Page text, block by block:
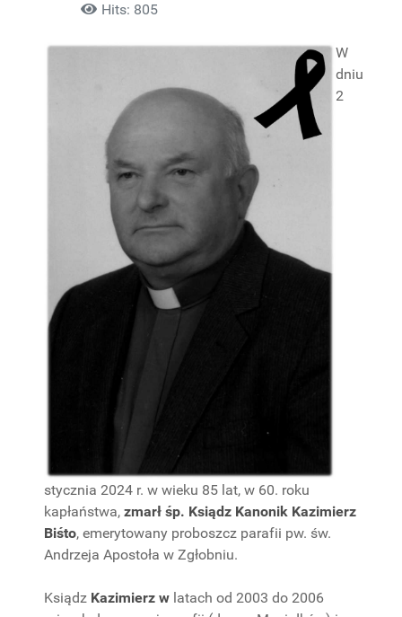
Hits: 805
W
dniu
2
stycznia 2024 r. w wieku 85 lat, w 60. roku
kapłaństwa, zmarł śp. Ksiądz Kanonik Kazimierz
Biśto, emerytowany proboszcz parafii pw. św.
Andrzeja Apostoła w Zgłobniu.
Ksiądz Kazimierz w latach od 2003 do 2006